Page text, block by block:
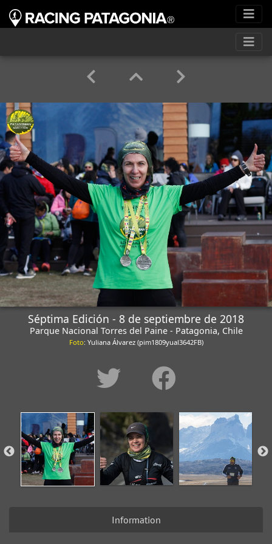
Séptima Edición - 8 de septiembre de 2018
Parque Nacional Torres del Paine - Patagonia, Chile
Foto: Yuliana Álvarez (pim1809yual3642FB)
Information